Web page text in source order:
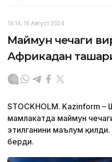
19:14, 16 Август 2024
Маймун чечаги
Африкадан
STOCKHOLM. Kazinform –
мамлакатда маймун
этилганини маълум қилди.
берди.